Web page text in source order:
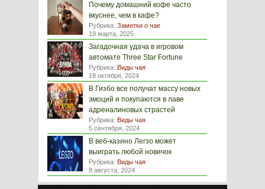
Почему домашний кофе часто
вкуснее, чем в кафе?
Рубрика: Заметки о чае
19 марта, 2025
Загадочная удача в игровом
автомате Three Star Fortune
Рубрика: Виды чая
18 октября, 2024
В Гизбо все получат массу новых
эмоций и покупаются в лаве
адреналиновых страстей
Рубрика: Виды чая
5 сентября, 2024
В веб-казино Легзо может
выиграть любой новичок
Рубрика: Виды чая
8 августа, 2024